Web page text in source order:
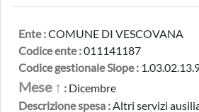
Ente :COMUNE DI VESCOVANA
Codice ente :011141187
Codice gestionale Siope :
Mese ↑ : Dicembre
Descrizione spesa :Altri servizi